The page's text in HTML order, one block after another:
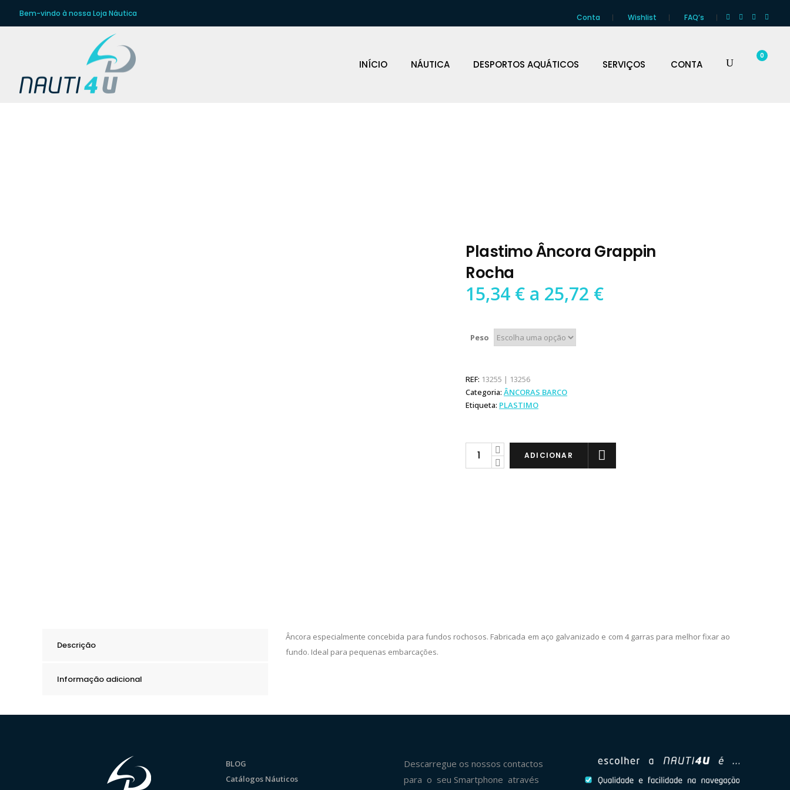
Bem-vindo à nossa Loja Náutica Conta Wishlist FAQ’s
INÍCIO NÁUTICA DESPORTOS AQUÁTICOS SERVIÇOS CONTA
0
Plastimo Âncora Grappin
Rocha
15,34 € a 25,72 €Preço
Peso
REF: 13255 | 13256
Categoria: ÂNCORAS BARCO
Etiqueta: PLASTIMO
Plastimo
ADICIONAR
Descrição
Informação adicional
Âncora especialmente concebida para fundos rochosos. Fabricada em aço galvanizado e com 4 garras para melhor fixar ao
fundo. Ideal para pequenas embarcações.
BLOG
Catálogos Náuticos
Descarregue os nossos contactos
para o seu Smartphone através